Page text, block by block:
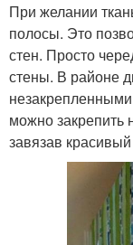
При желании
полосы. Это
стен. Просто
стены. В районе
можно закрепить
завязав